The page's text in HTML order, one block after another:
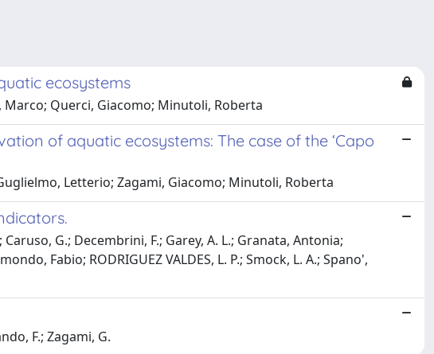
ecosystems
Marco; Querci, Giacomo; Minutoli, Roberta
of aquatic ecosystems: The case of the ‘Capo
Letterio; Zagami, Giacomo; Minutoli, Roberta
G.; Decembrini, F.; Garey, A. L.; Granata, Antonia;
Fabio; RODRIGUEZ VALDES, L. P.; Smock, L. A.; Spano',
F.; Zagami, G.